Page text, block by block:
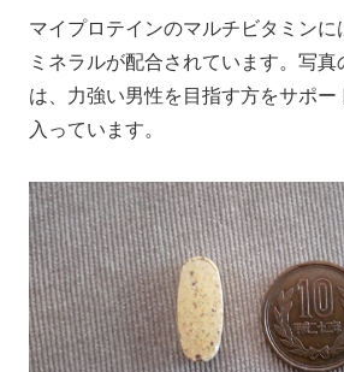
マイプロテインのマルチビタミン
ミネラルが配合されています。写真
は、力強い男性を目指す方をサポ
入っています。